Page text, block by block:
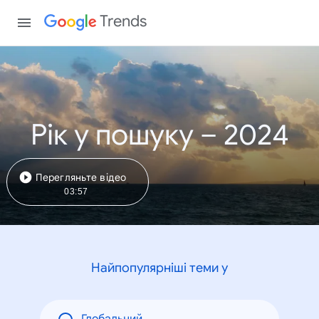
Trends
Рік у пошуку – 2024
Перегляньте відео
03:57
Найпопулярніші теми у